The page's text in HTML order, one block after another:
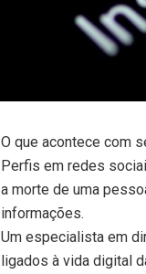
O que acontece com
Perfis em redes
a morte de uma
informações.
Um especialista em
ligados à vida digital